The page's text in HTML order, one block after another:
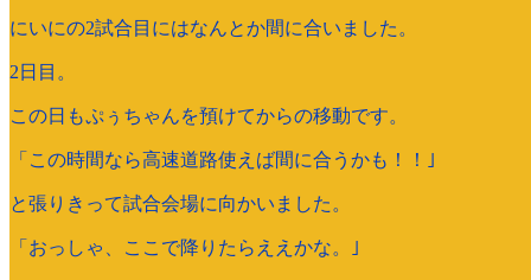
にいにの2試合目にはなんとか間に合いました。
2日目。
この日もぷぅちゃんを預けてからの移動です。
「この時間なら高速道路使えば間に合うかも！！｣
と張りきって試合会場に向かいました。
「おっしゃ、ここで降りたらええかな。｣